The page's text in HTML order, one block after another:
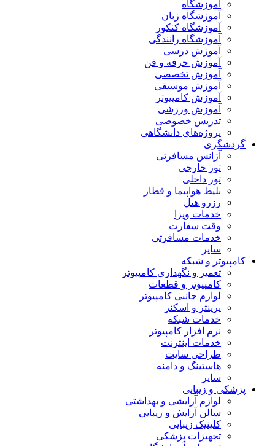
آموزشگاه
آموزشگاه زبان
آموزشگاه کنکور
آموزشگاه رانندگی
آموزش درسی
آموزش حرفه و فن
آموزش تخصصی
آموزش موسیقی
آموزش کامپیوتر
آموزش ورزشی
تدریس خصوصی
پروژه‌های دانشگاهی
گردشگری
آژانس مسافرتی
تور خارجی
تور داخلی
بلیط هواپیما و قطار
رزرو هتل
خدمات ویزا
وقت سفارت
خدمات مسافرتی
سایر
کامپیوتر و شبکه
تعمیر و نگهداری کامپیوتر
کامپیوتر و قطعات
لوازم جانبی کامپیوتر
پرینتر و اسکنر
خدمات شبکه
نرم افزار کامپیوتر
خدمات اینترنت
طراحی سایت
هاستینگ و دامنه
سایر
پزشکی و زیبایی
لوازم آرایشی و بهداشتی
سالن آرایش و زیبایی
کلینیک زیبایی
تجهیزات پزشکی